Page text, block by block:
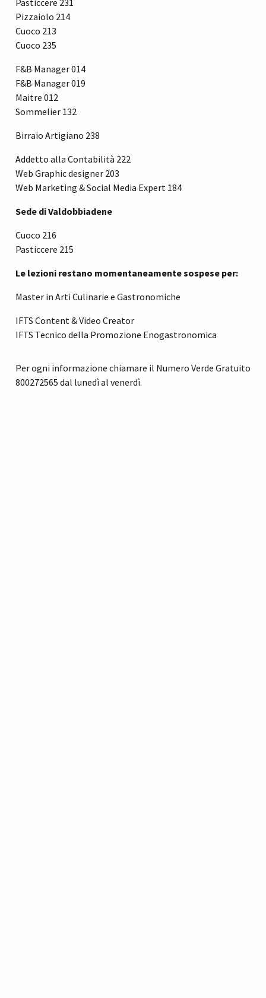
Pasticcere 231
Pizzaiolo 214
Cuoco 213
Cuoco 235
F&B Manager 014
F&B Manager 019
Maitre 012
Sommelier 132
Birraio Artigiano 238
Addetto alla Contabilità 222
Web Graphic designer 203
Web Marketing & Social Media Expert 184
Sede di Valdobbiadene
Cuoco 216
Pasticcere 215
Le lezioni restano momentaneamente sospese per:
Master in Arti Culinarie e Gastronomiche
IFTS Content & Video Creator
IFTS Tecnico della Promozione Enogastronomica
Per ogni informazione chiamare il Numero Verde Gratuito
800272565 dal lunedì al venerdì.